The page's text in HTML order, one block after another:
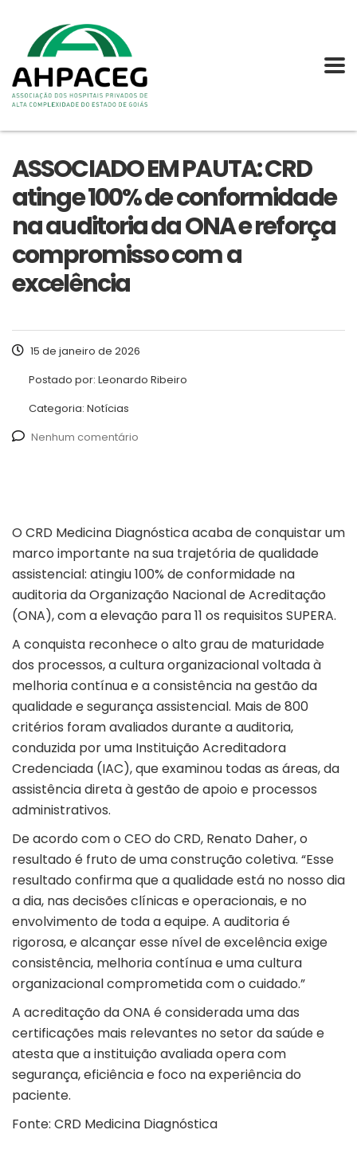
ASSOCIADO EM PAUTA: CRD
atinge 100% de conformidade
na auditoria da ONA e reforça
compromisso com a
excelência
15 de janeiro de 2026
Postado por: Leonardo Ribeiro
Categoria: Notícias
Nenhum comentário
O CRD Medicina Diagnóstica acaba de conquistar um
marco importante na sua trajetória de qualidade
assistencial: atingiu 100% de conformidade na
auditoria da Organização Nacional de Acreditação
(ONA), com a elevação para 11 os requisitos SUPERA.
A conquista reconhece o alto grau de maturidade
dos processos, a cultura organizacional voltada à
melhoria contínua e a consistência na gestão da
qualidade e segurança assistencial. Mais de 800
critérios foram avaliados durante a auditoria,
conduzida por uma Instituição Acreditadora
Credenciada (IAC), que examinou todas as áreas, da
assistência direta à gestão de apoio e processos
administrativos.
De acordo com o CEO do CRD, Renato Daher, o
resultado é fruto de uma construção coletiva. “Esse
resultado confirma que a qualidade está no nosso dia
a dia, nas decisões clínicas e operacionais, e no
envolvimento de toda a equipe. A auditoria é
rigorosa, e alcançar esse nível de excelência exige
consistência, melhoria contínua e uma cultura
organizacional comprometida com o cuidado.”
A acreditação da ONA é considerada uma das
certificações mais relevantes no setor da saúde e
atesta que a instituição avaliada opera com
segurança, eficiência e foco na experiência do
paciente.
Fonte: CRD Medicina Diagnóstica